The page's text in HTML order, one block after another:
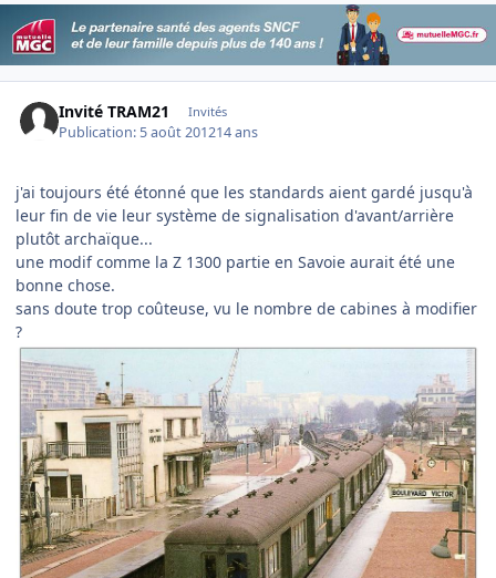
Invité TRAM21 Invités
Publication: 5 août 201214 ans
j'ai toujours été étonné que les standards aient gardé jusqu'à
leur fin de vie leur système de signalisation d'avant/arrière
plutôt archaïque...
une modif comme la Z 1300 partie en Savoie aurait été une
bonne chose.
sans doute trop coûteuse, vu le nombre de cabines à modifier
?